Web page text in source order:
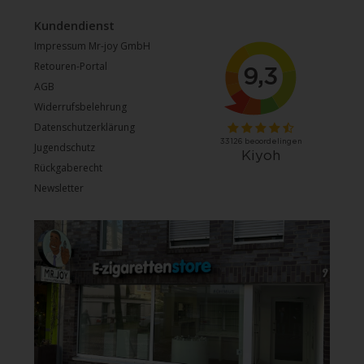
Kundendienst
Impressum Mr-joy GmbH
Retouren-Portal
AGB
Widerrufsbelehrung
Datenschutzerklärung
Jugendschutz
Rückgaberecht
Newsletter